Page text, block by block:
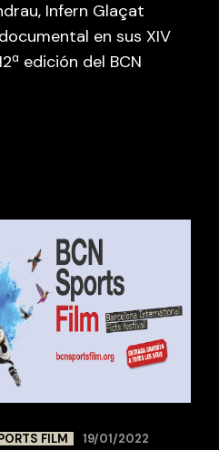
Infern Glaçat
en sus XIV
edición del BCN
FILM 19/01/2022